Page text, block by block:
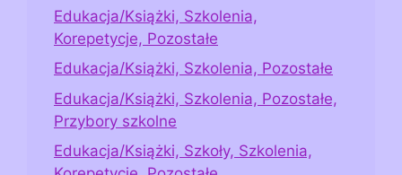
Edukacja/Książki, Szkolenia,
Korepetycje, Pozostałe
Edukacja/Książki, Szkolenia, Pozostałe
Edukacja/Książki, Szkolenia, Pozostałe,
Przybory szkolne
Edukacja/Książki, Szkoły, Szkolenia,